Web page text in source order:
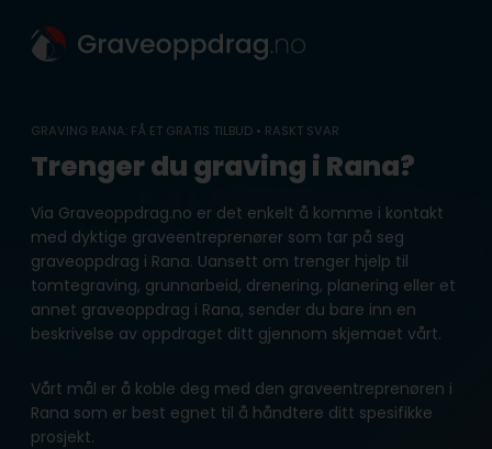
content
GRAVING RANA: FÅ ET GRATIS TILBUD • RASKT SVAR
Trenger du graving i Rana?
Via Graveoppdrag.no er det enkelt å komme i kontakt
med dyktige graveentreprenører som tar på seg
graveoppdrag i Rana. Uansett om trenger hjelp til
tomtegraving, grunnarbeid, drenering, planering eller et
annet graveoppdrag i Rana, sender du bare inn en
beskrivelse av oppdraget ditt gjennom skjemaet vårt.
Vårt mål er å koble deg med den graveentreprenøren i
Rana som er best egnet til å håndtere ditt spesifikke
prosjekt.